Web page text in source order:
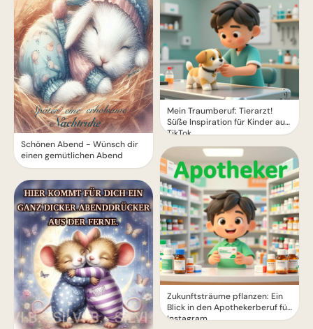
Schönen Abend - Wünsch dir
einen gemütlichen Abend
Mein Traumberuf: Tierarzt!
Süße Inspiration für Kinder auf
TikTok.
Zukunftsträume pflanzen: Ein
Blick in den Apothekerberuf für
Instagram